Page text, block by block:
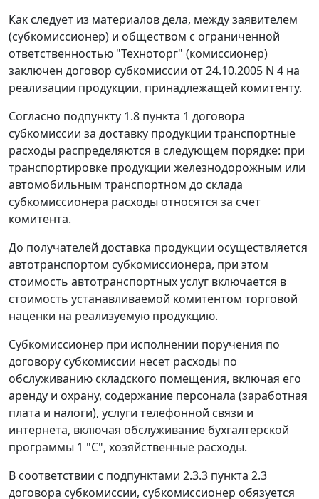
Как следует из материалов дела, между заявителем
(субкомиссионер) и обществом с ограниченной
ответственностью "Техноторг" (комиссионер)
заключен договор субкомиссии от 24.10.2005 N 4 на
реализации продукции, принадлежащей комитенту.
Согласно подпункту 1.8 пункта 1 договора
субкомиссии за доставку продукции транспортные
расходы распределяются в следующем порядке: при
транспортировке продукции железнодорожным или
автомобильным транспортном до склада
субкомиссионера расходы относятся за счет
комитента.
До получателей доставка продукции осуществляется
автотранспортом субкомиссионера, при этом
стоимость автотранспортных услуг включается в
стоимость устанавливаемой комитентом торговой
наценки на реализуемую продукцию.
Субкомиссионер при исполнении поручения по
договору субкомиссии несет расходы по
обслуживанию складского помещения, включая его
аренду и охрану, содержание персонала (заработная
плата и налоги), услуги телефонной связи и
интернета, включая обслуживание бухгалтерской
программы 1 "С", хозяйственные расходы.
В соответствии с подпунктами 2.3.3 пункта 2.3
договора субкомиссии, субкомиссионер обязуется